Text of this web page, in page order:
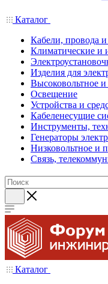
Каталог
Кабели, провода и
Климатические и
Изделия для
Высоковольтное
Освещение
Устройства и
Кабеленесущие
Инструменты,
Генераторы
Низковольтное и
Связь,
Каталог